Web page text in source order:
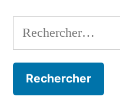
Rechercher :